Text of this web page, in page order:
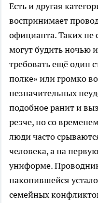
Есть и другая
воспринимает
официанта. Таких не
могут будить ночью
требовать ещё один
полке» или громко
незначительных
подобное ранит и
резче, но со
люди часто
человека, а на
униформе.
накопившейся
семейных